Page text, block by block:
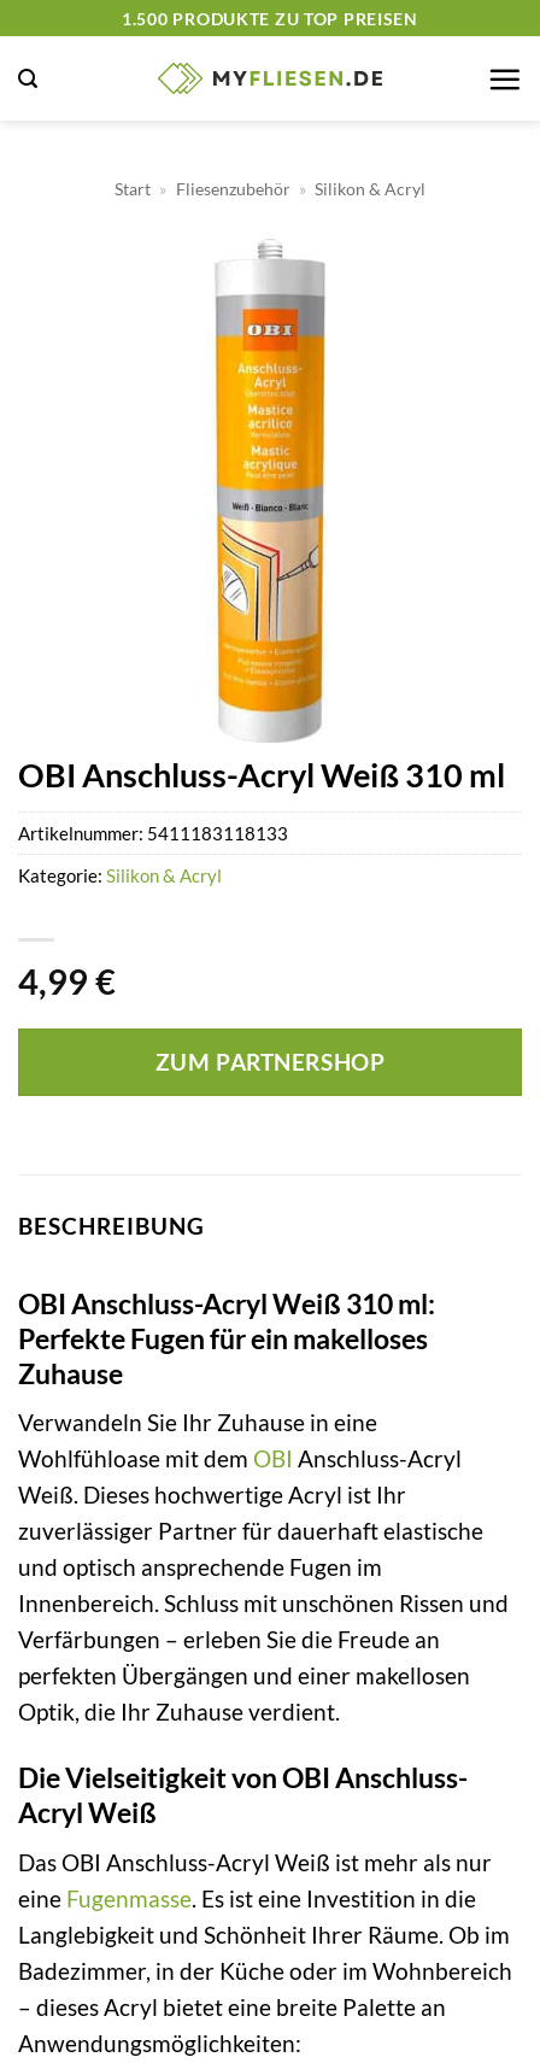
springen
1.500 PRODUKTE ZU TOP PREISEN
Start » Fliesenzubehör » Silikon & Acryl
OBI Anschluss-Acryl Weiß 310 ml
4,99 €
ZUM PARTNERSHOP
Artikelnummer: 5411183118133
Kategorie: Silikon & Acryl
BESCHREIBUNG
OBI Anschluss-Acryl Weiß 310 ml:
Perfekte Fugen für ein makelloses
Zuhause
Verwandeln Sie Ihr Zuhause in eine
Wohlfühloase mit dem OBI Anschluss-Acryl
Weiß. Dieses hochwertige Acryl ist Ihr
zuverlässiger Partner für dauerhaft elastische
und optisch ansprechende Fugen im
Innenbereich. Schluss mit unschönen Rissen und
Verfärbungen – erleben Sie die Freude an
perfekten Übergängen und einer makellosen
Optik, die Ihr Zuhause verdient.
Die Vielseitigkeit von OBI Anschluss-
Acryl Weiß
Das OBI Anschluss-Acryl Weiß ist mehr als nur
eine Fugenmasse . Es ist eine Investition in die
Langlebigkeit und Schönheit Ihrer Räume. Ob im
Badezimmer, in der Küche oder im Wohnbereich
– dieses Acryl bietet eine breite Palette an
Anwendungsmöglichkeiten: